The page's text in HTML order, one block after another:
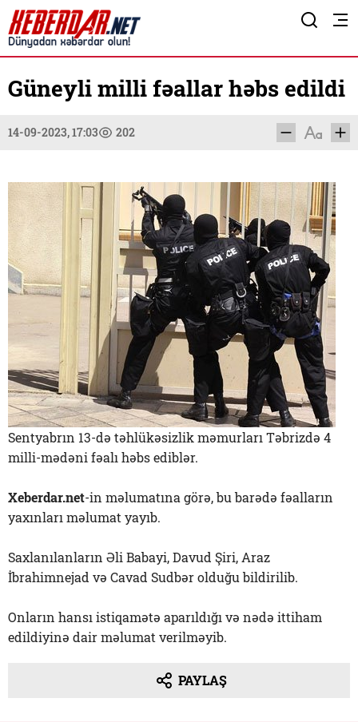
Güneyli milli fəallar həbs edildi
14-09-2023, 17:03 202
Sentyabrın 13-də təhlükəsizlik məmurları Təbrizdə 4
milli-mədəni fəalı həbs ediblər.
Xeberdar.net-in məlumatına görə, bu barədə fəalların
yaxınları məlumat yayıb.
Saxlanılanların Əli Babayi, Davud Şiri, Araz
İbrahimnejad və Cavad Sudbər olduğu bildirilib.
Onların hansı istiqamətə aparıldığı və nədə ittiham
edildiyinə dair məlumat verilməyib.
PAYLAŞ